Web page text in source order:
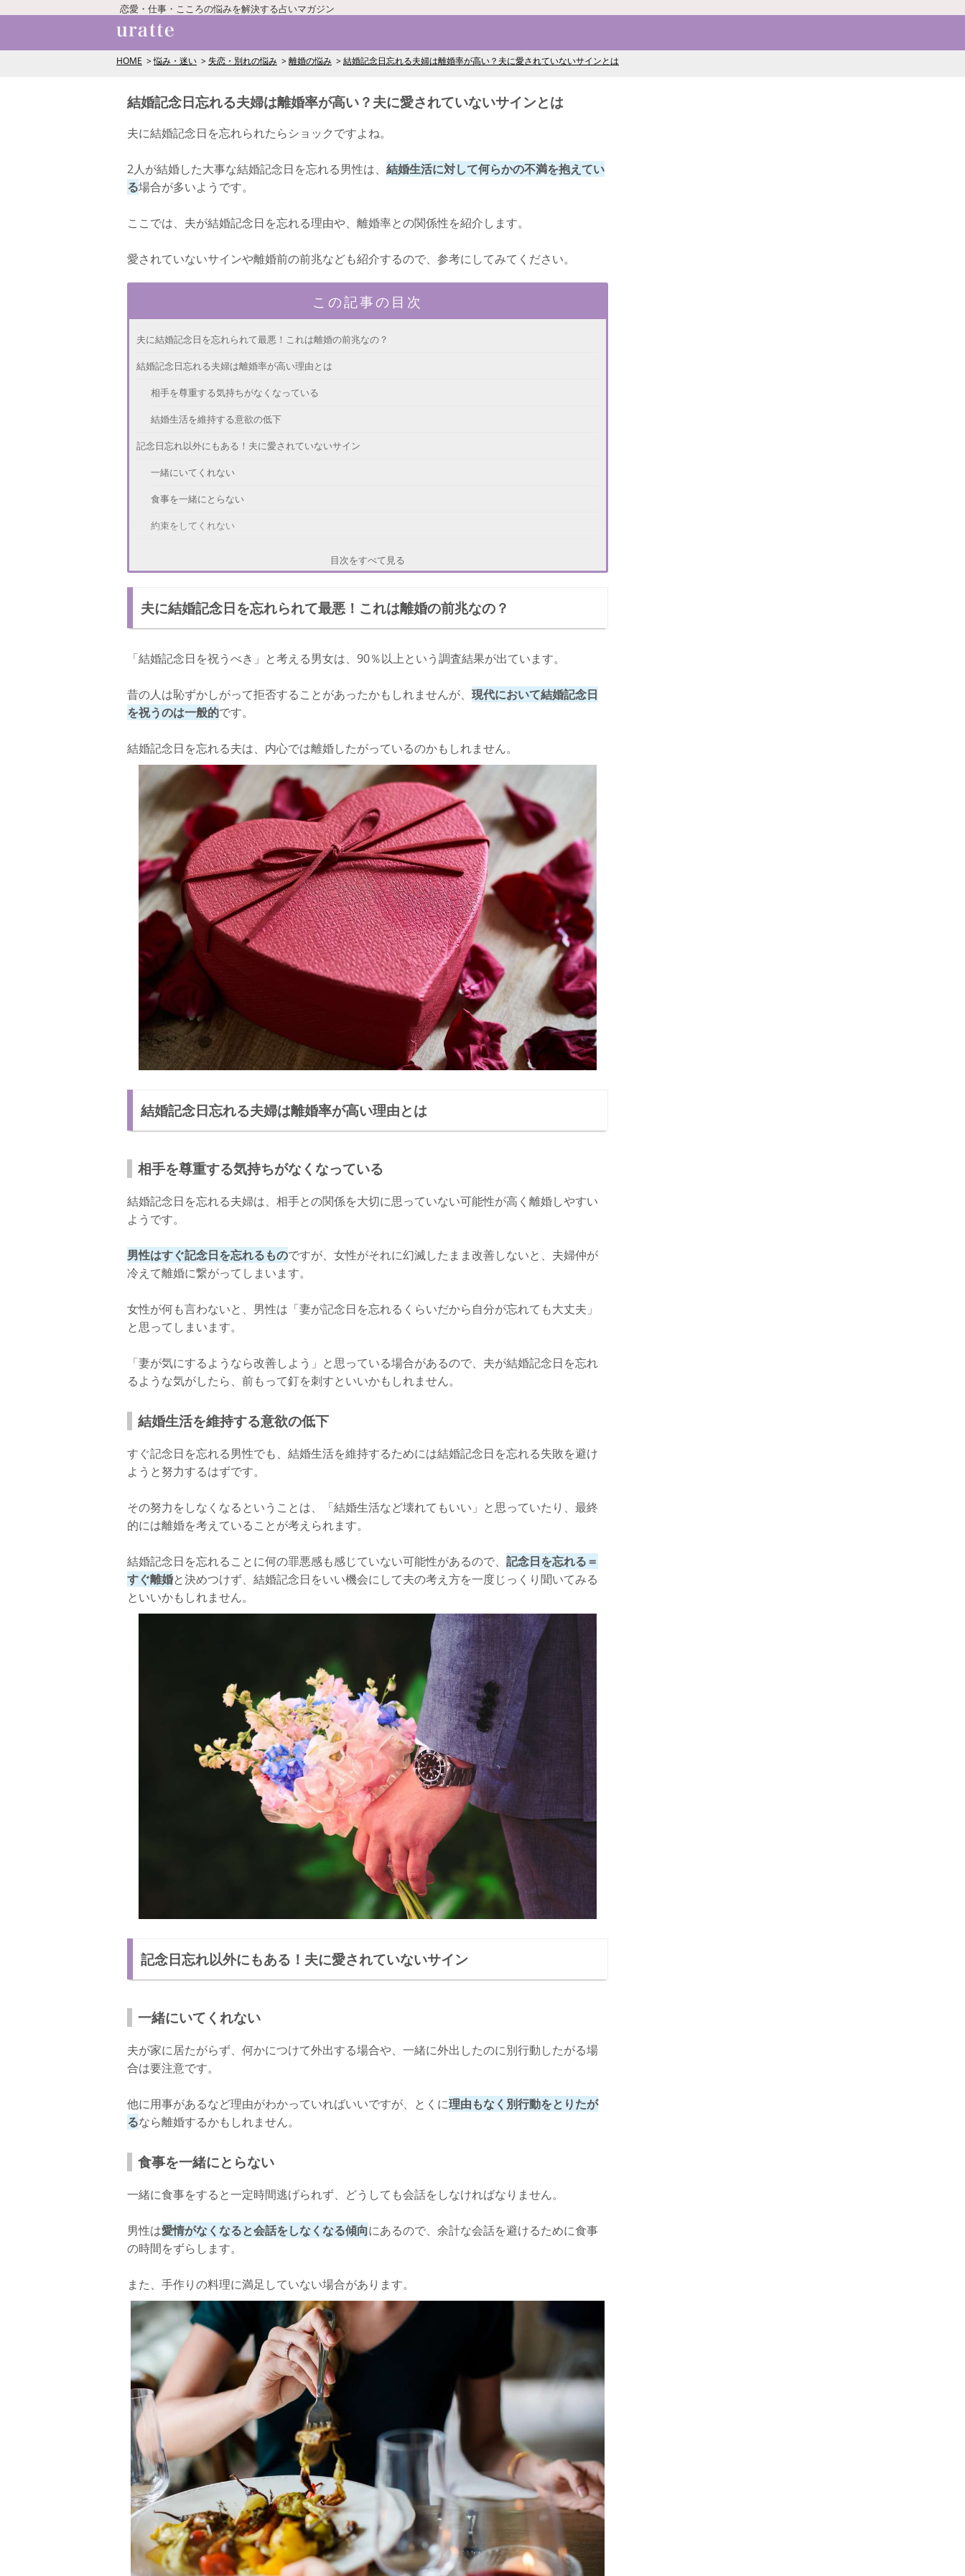
恋愛・仕事・こころの悩みを解決する占いマガジン
HOME 悩み・迷い 失恋・別れの悩み 離婚の悩み 結婚記念日忘れる夫婦は離婚率が高い？夫に愛されていないサインとは
結婚記念日忘れる夫婦は離婚率が高い？夫に愛されていないサインとは
夫に結婚記念日を忘れられたらショックですよね。
2人が結婚した大事な結婚記念日を忘れる男性は、 結婚生活に対して何らかの不満を抱えてい
る場合が多いようです。
ここでは、夫が結婚記念日を忘れる理由や、離婚率との関係性を紹介します。
愛されていないサインや離婚前の前兆なども紹介するので、参考にしてみてください。
この記事の目次
夫に結婚記念日を忘れられて最悪！これは離婚の前兆なの？
結婚記念日忘れる夫婦は離婚率が高い理由とは
相手を尊重する気持ちがなくなっている
結婚生活を維持する意欲の低下
記念日忘れ以外にもある！夫に愛されていないサイン
一緒にいてくれない
食事を一緒にとらない
約束をしてくれない
相手のせいにする
会話を拒否する
相手を軽蔑する
目次をすべて見る
夫に結婚記念日を忘れられて最悪！これは離婚の前兆なの？
「結婚記念日を祝うべき」と考える男女は、90％以上という調査結果が出ています。
昔の人は恥ずかしがって拒否することがあったかもしれませんが、 現代において結婚記念日
を祝うのは一般的です。
結婚記念日を忘れる夫は、内心では離婚したがっているのかもしれません。
結婚記念日忘れる夫婦は離婚率が高い理由とは
相手を尊重する気持ちがなくなっている
結婚記念日を忘れる夫婦は、相手との関係を大切に思っていない可能性が高く離婚しやすい
ようです。
男性はすぐ記念日を忘れるものですが、女性がそれに幻滅したまま改善しないと、夫婦仲が
冷えて離婚に繋がってしまいます。
女性が何も言わないと、男性は「妻が記念日を忘れるくらいだから自分が忘れても大丈夫」
と思ってしまいます。
「妻が気にするようなら改善しよう」と思っている場合があるので、夫が結婚記念日を忘れ
るような気がしたら、前もって釘を刺すといいかもしれません。
結婚生活を維持する意欲の低下
すぐ記念日を忘れる男性でも、結婚生活を維持するためには結婚記念日を忘れる失敗を避け
ようと努力するはずです。
その努力をしなくなるということは、「結婚生活など壊れてもいい」と思っていたり、最終
的には離婚を考えていることが考えられます。
結婚記念日を忘れることに何の罪悪感も感じていない可能性があるので、 記念日を忘れる＝
すぐ離婚と決めつけず、結婚記念日をいい機会にして夫の考え方を一度じっくり聞いてみる
といいかもしれません。
記念日忘れ以外にもある！夫に愛されていないサイン
一緒にいてくれない
夫が家に居たがらず、何かにつけて外出する場合や、一緒に外出したのに別行動したがる場
合は要注意です。
他に用事があるなど理由がわかっていればいいですが、とくに理由もなく別行動をとりたが
るなら離婚するかもしれません。
食事を一緒にとらない
一緒に食事をすると一定時間逃げられず、どうしても会話をしなければなりません。
男性は愛情がなくなると会話をしなくなる傾向にあるので、余計な会話を避けるために食事
の時間をずらします。
また、手作りの料理に満足していない場合があります。